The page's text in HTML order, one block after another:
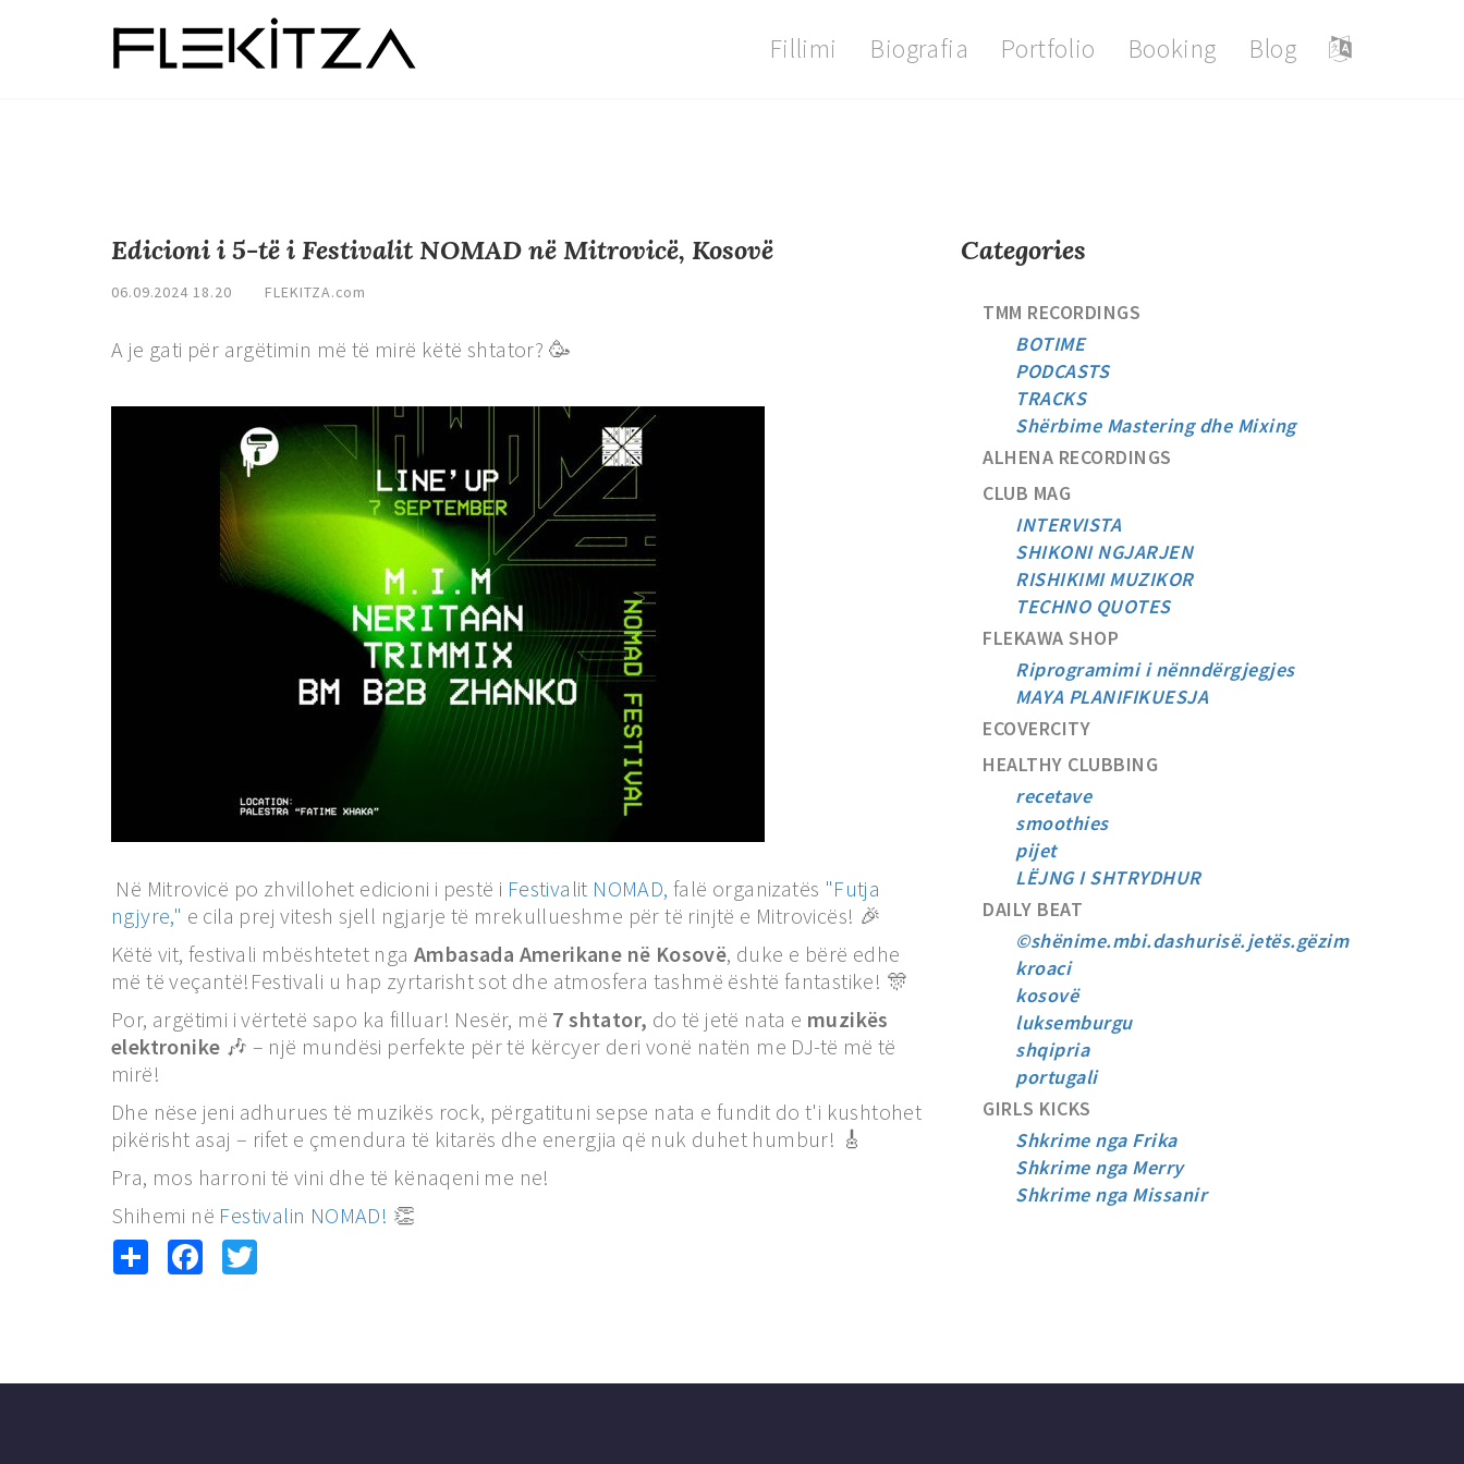
Fillimi Biografia Portfolio Booking Blog
Edicioni i 5-të i Festivalit NOMAD në Mitrovicë, Kosovë
06.09.2024 18.20 FLEKITZA.com
A je gati për argëtimin më të mirë këtë shtator? 🥳
Në Mitrovicë po zhvillohet edicioni i pestë i Festivalit NOMAD, falë organizatës "Futja
ngjyre," e cila prej vitesh sjell ngjarje të mrekullueshme për të rinjtë e Mitrovicës! 🎉
Këtë vit, festivali mbështetet nga Ambasada Amerikane në Kosovë, duke e bërë edhe
më të veçantë!Festivali u hap zyrtarisht sot dhe atmosfera tashmë është fantastike! 🎊
Por, argëtimi i vërtetë sapo ka filluar! Nesër, më 7 shtator, do të jetë nata e muzikës
elektronike 🎶 – një mundësi perfekte për të kërcyer deri vonë natën me DJ-të më të
mirë!
Dhe nëse jeni adhurues të muzikës rock, përgatituni sepse nata e fundit do t'i kushtohet
pikërisht asaj – rifet e çmendura të kitarës dhe energjia që nuk duhet humbur! 🎸
Pra, mos harroni të vini dhe të kënaqeni me ne!
Shihemi në Festivalin NOMAD! 👏
Share Facebook
Categories
TMM RECORDINGS
BOTIME
PODCASTS
TRACKS
Shërbime Mastering dhe Mixing
ALHENA RECORDINGS
CLUB MAG
INTERVISTA
SHIKONI NGJARJEN
RISHIKIMI MUZIKOR
TECHNO QUOTES
FLEKAWA SHOP
Riprogramimi i nënndërgjegjes
MAYA PLANIFIKUESJA
ECOVERCITY
HEALTHY CLUBBING
recetave
smoothies
pijet
LËJNG I SHTRYDHUR
DAILY BEAT
©shënime.mbi.dashurisë.jetës.gëzim
kroaci
kosovë
luksemburgu
shqipria
portugali
GIRLS KICKS
Shkrime nga Frika
Shkrime nga Merry
Shkrime nga Missanir